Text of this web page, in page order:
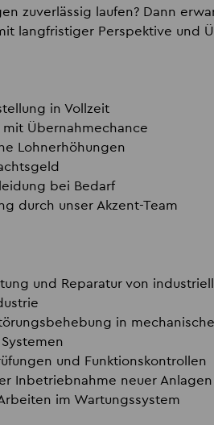
zuverlässig laufen? Dann
langfristiger Perspektive und
in Vollzeit
Übernahmechance
Lohnerhöhungen
bei Bedarf
durch unser Akzent-Team
und Reparatur von
in
und Funktionskontrollen
Inbetriebnahme neuer Anlagen
im Wartungssystem